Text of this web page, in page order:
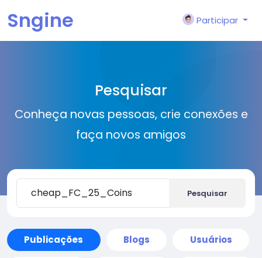
Sngine Participar
Pesquisar
Conheça novas pessoas, crie conexões e
faça novos amigos
Pesquisar
Publicações Blogs Usuários